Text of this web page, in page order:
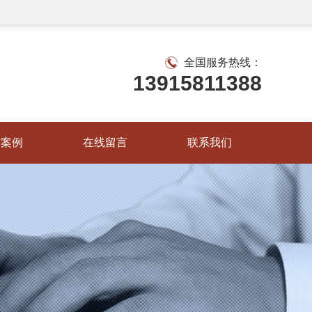
全国服务热线：
13915811388
例 在线留言 联系我们